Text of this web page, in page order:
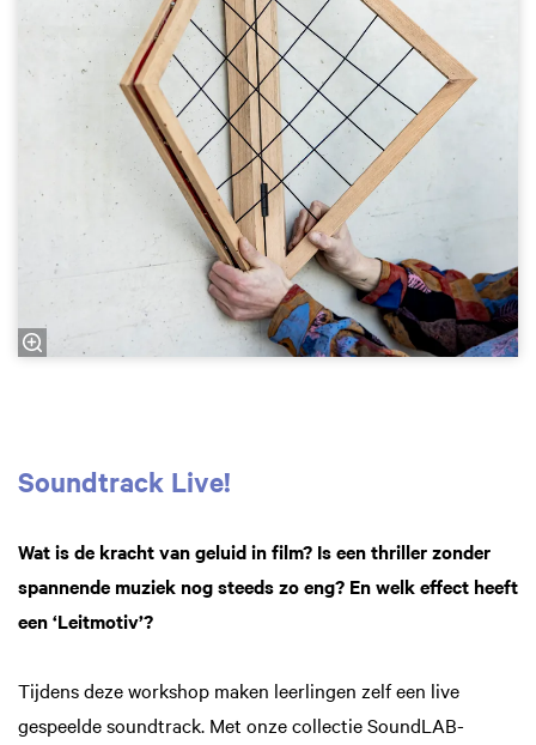
Soundtrack Live!
Wat is de kracht van geluid in film? Is een thriller zonder
spannende muziek nog steeds zo eng? En welk effect heeft
een ‘Leitmotiv’?
Tijdens deze workshop maken leerlingen zelf een live
gespeelde soundtrack. Met onze collectie SoundLAB-